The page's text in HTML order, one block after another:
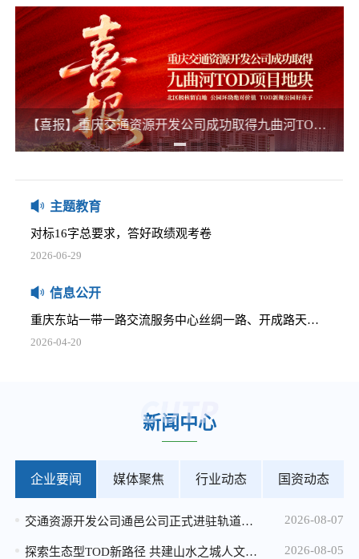
【喜报】重庆交通资源开发公司成功取得九曲河TOD项目地块 激活区域新活力
主题教育
习近平：在庆祝中国共产党成立105周年大会上的讲话
2026-07-01
对标16字总要求，答好政绩观考卷
2026-06-29
树立正确政绩观，要牢记这两个理念
习近平党建思想内涵要义
那些践行正确政绩观的榜样
2026-06-16
信息公开
2026-04-20
重庆东站一带一路交流服务中心丝绸一路、开成路天然气管道迁改安全评估比选公告
2026-04-20
马家岩小微地块招租公告
加州实验小学小微地块招租公告
2026-04-20
2025-12-25
五里店TOD项目下部主体建筑结构安全性鉴定项目比选公告
2025-12-05
五里店TOD项目下部主体建筑消防安全评估项目比选公告
2025-12-05
椿萱大道等4个开发用地公交站场委托咨询服务项目比选公告
2025-12-05
2025-12-05
新闻中心
企业要闻 媒体聚焦 行业动态 国资动态
交通资源开发公司通邑公司正式进驻轨道交通15号线安保服务 2026-08-07
探索生态型TOD新路径 共建山水之城人文社区——公司与重庆生态文化协会开展九曲河湿地专题调研座谈 2026-08-05